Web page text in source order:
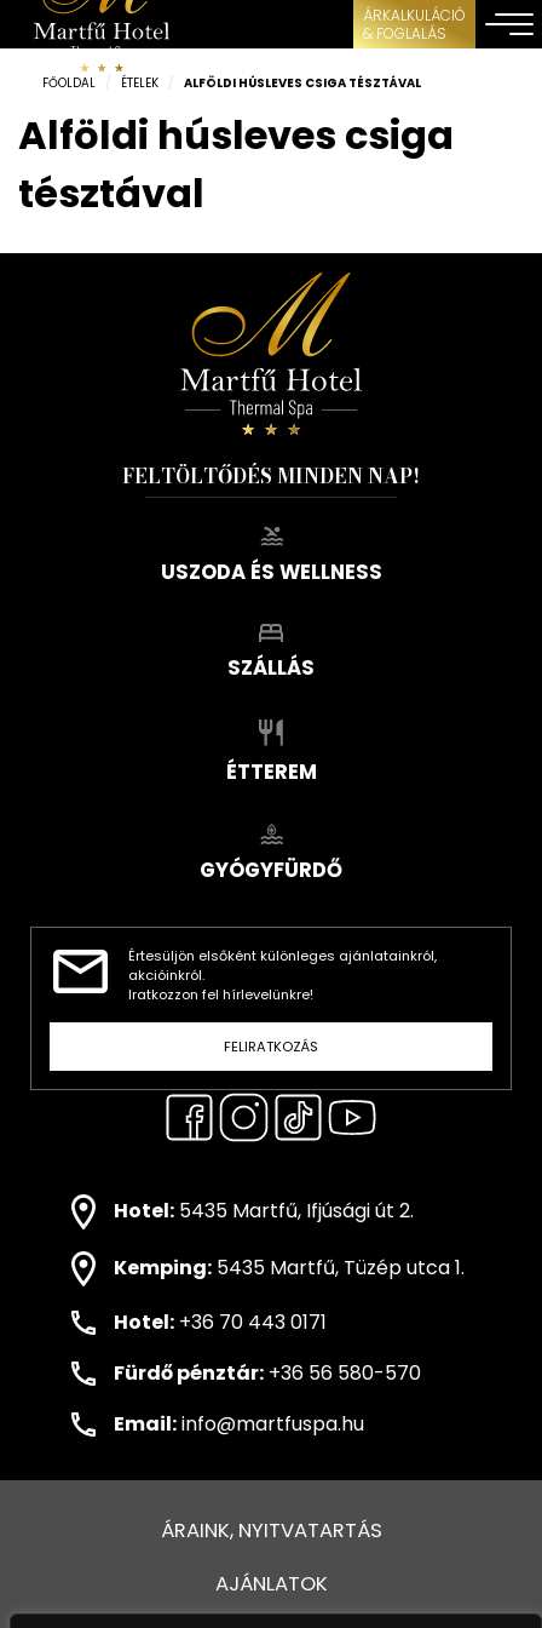
ÁRKALKULÁCIÓ
& FOGLALÁS
FŐOLDAL / ÉTELEK / ALFÖLDI HÚSLEVES CSIGA TÉSZTÁVAL
Alföldi húsleves csiga
tésztával
FELTÖLTŐDÉS MINDEN NAP!
USZODA ÉS WELLNESS
SZÁLLÁS
ÉTTEREM
GYÓGYFÜRDŐ
Értesüljön elsőként különleges ajánlatainkról,
akcióinkról.
Iratkozzon fel hírlevelünkre!
FELIRATKOZÁS
Hotel: 5435 Martfű, Ifjúsági út 2.
Kemping: 5435 Martfű, Tüzép utca 1.
Hotel: +36 70 443 0171
Fürdő pénztár: +36 56 580-570
Email:info@martfuspa.hu
ÁRAINK, NYITVATARTÁS
AJÁNLATOK